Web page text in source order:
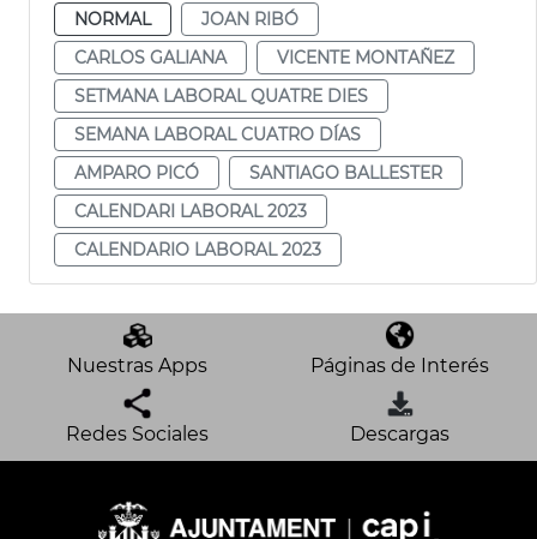
NORMAL
JOAN RIBÓ
CARLOS GALIANA
VICENTE MONTAÑEZ
SETMANA LABORAL QUATRE DIES
SEMANA LABORAL CUATRO DÍAS
AMPARO PICÓ
SANTIAGO BALLESTER
CALENDARI LABORAL 2023
CALENDARIO LABORAL 2023
Nuestras Apps Páginas de Interés
Redes Sociales Descargas